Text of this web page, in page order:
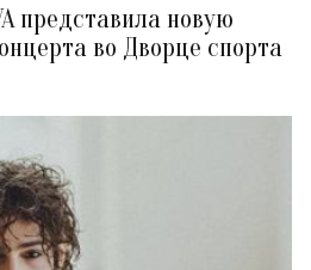
представила новую
во Дворце спорта